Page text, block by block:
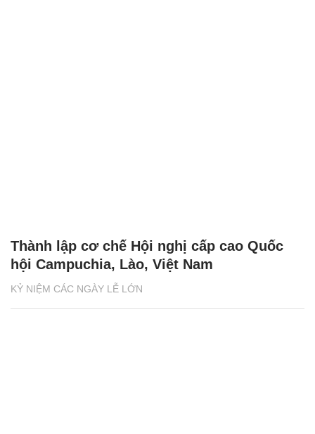
KỶ NIỆM CÁC NGÀY LỄ LỚN
Thành lập cơ chế Hội nghị cấp cao Quốc
hội Campuchia, Lào, Việt Nam